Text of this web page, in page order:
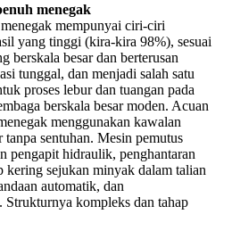
menegak
mempunyai ciri-ciri
yang tinggi (kira-kira 98%), sesuai
berskala besar dan berterusan
tunggal, dan menjadi salah satu
proses lebur dan tuangan pada
berskala besar moden. Acuan
menggunakan kawalan
tanpa sentuhan. Mesin pemutus
pengapit hidraulik, penghantaran
kering sejukan minyak dalam talian
automatik, dan
kompleks dan tahap